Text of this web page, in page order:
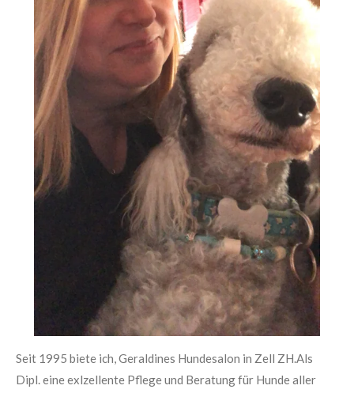
Seit 1995 biete ich, Geraldines Hundesalon in Zell ZH.Als
Dipl. eine exlzellente Pflege und Beratung für Hunde aller